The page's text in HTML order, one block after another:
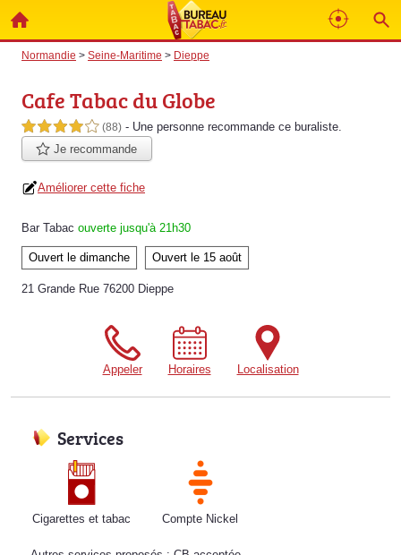
Normandie > Seine-Maritime > Dieppe
Cafe Tabac du Globe
4,0 étoiles sur 5 (88) - Une personne recommande ce buraliste.
Je recommande
Améliorer cette fiche
Bar Tabac ouverte jusqu'à 21h30
Ouvert le dimanche Ouvert le 15 août
21 Grande Rue 76200 Dieppe
Appeler Horaires Localisation
Services
Cigarettes et tabac Compte Nickel